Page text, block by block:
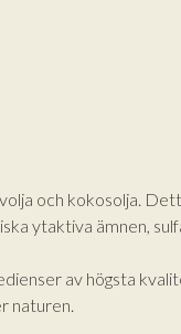
och kokosolja.
ytaktiva ämnen,
av högsta
naturen.